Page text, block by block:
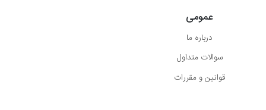
عمومی
درباره ما
سوالات متداول
قوانین و مقررات